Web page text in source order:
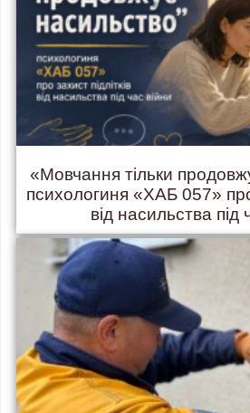
«Мовчання тільки
психологиня «ХАБ 057» про
від насильства під